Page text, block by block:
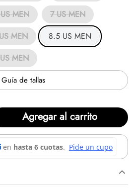
MEN
7 US MEN
MEN
8.5 US MEN
MEN
Guía de tallas
Agregar al carrito